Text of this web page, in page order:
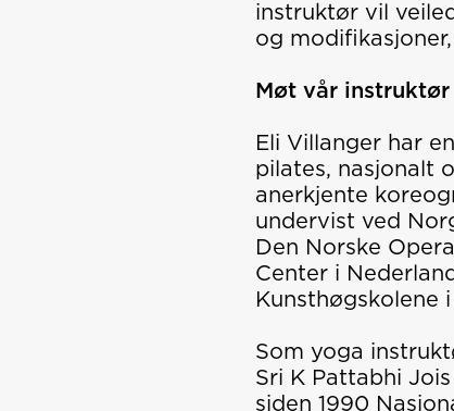
instruktør vil
og
Møt vår instruktør
Eli Villanger har
pilates, nasjonalt
anerkjente
undervist ved
Den Norske
Center i
Kunsthøgskolene
Som yoga
Sri K Pattabhi
siden 1990